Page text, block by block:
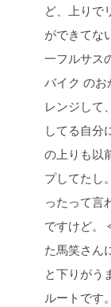
ど、上りで
ができてな
一フルサス
バイク のお
レンジして
してる自分
の上りも以
プしてたし
ったって言
ですけど。
た馬笑さん
と下りがう
ルートです